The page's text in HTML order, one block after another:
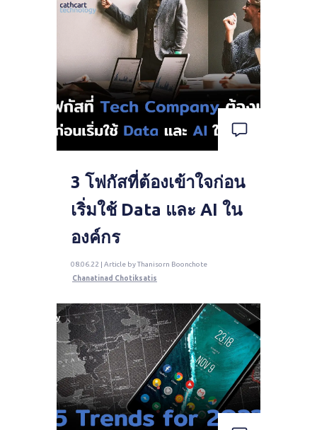
3 โฟกัสที่ต้องเข้าใจก่อน
เริ่มใช้ Data และ AI ใน
องค์กร
08.06.22 | Article by Thanisorn Boonchote
Chanatinad Chotiksatis